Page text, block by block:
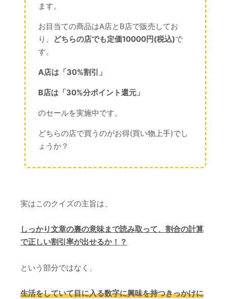
ます。
お目当ての商品はA店とB店で販売してお
り、
どちらの店でも定価10000円(税込)で
す。
A店は「30%割引」
B店は「30%分ポイント還元」
のセールを実施中です。
どちらの店で買うのがお得(買い物上手)でし
ょうか？
実はこのクイズの主旨は、
しっかり文章の裏の意味まで読み取って、割合の計算
で正しい割引率が出せるか！？
という部分ではなく、
生活をしていて目に入る数字に興味を持つきっかけに